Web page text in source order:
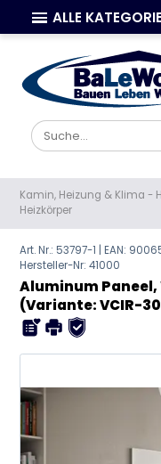
ALLE
Kamin, Heizung & Klima -
Heizkörper
Art. Nr.: 53797-1 | EAN:
Hersteller-Nr:41000
Aluminum
(Variante: VCIR-